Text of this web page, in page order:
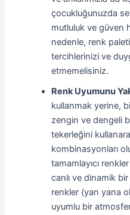
çocukluğunuzda
mutluluk ve güven
nedenle, renk
tercihlerinizi ve
etmemelisiniz.
Renk Uyumunu
kullanmak yerine,
zengin ve dengeli
tekerleğini
kombinasyonları
tamamlayıcı
canlı ve dinamik
renkler (yan yana
uyumlu bir